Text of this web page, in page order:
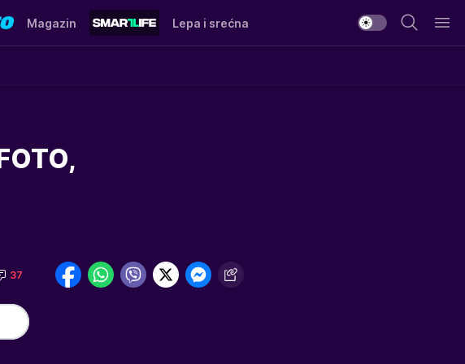
Magazin Lepa i srećna
37